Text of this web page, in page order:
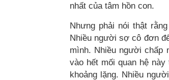
nhất của tâm hồn con.
Nhưng phải nói thật
Nhiều người sợ cô đơn
mình. Nhiều người chấp
vào hết mối quan hệ
khoảng lặng. Nhiều